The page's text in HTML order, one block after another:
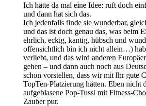
Ich hätte da mal eine Idee: ruft doch
und dann hat sich das.
Ich jedenfalls finde sie wunderbar,
und das ist doch genau das, was beim
ehrlich, eckig, kantig, hübsch und
offensichtlich bin ich nicht allein…)
verliebt, und das wird anderen
gehen – und dann auch noch aus
schon vorstellen, dass wir mit Ihr gute
TopTen-Platzierung hätten. Eben nicht
aufgeblasene Pop-Tussi mit Fitness-
Zauber pur.